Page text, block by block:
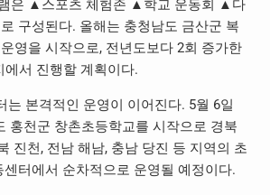
은 ▲스포츠 체험존 ▲학교 운동회 ▲다
구성된다. 올해는 충청남도 금산군 복
영을 시작으로, 전년도보다 2회 증가한
에서 진행할 계획이다.
는 본격적인 운영이 이어진다. 5월 6일
홍천군 창촌초등학교를 시작으로 경북
진천, 전남 해남, 충남 당진 등 지역의 초
센터에서 순차적으로 운영될 예정이다.